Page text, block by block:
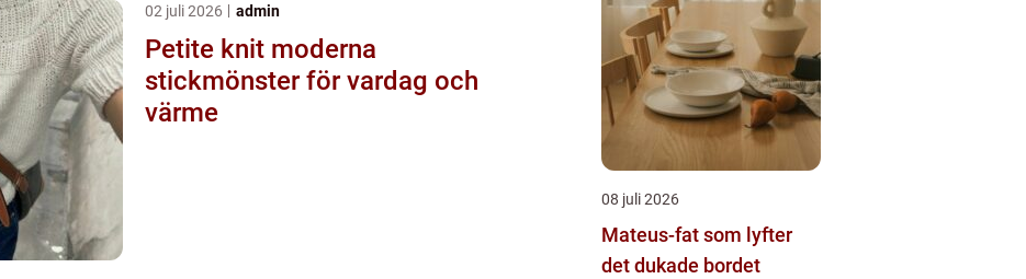
02 juli 2026 admin
Petite knit moderna
stickmönster för vardag och
värme
08 juli 2026
Mateus-fat som lyfter
det dukade bordet